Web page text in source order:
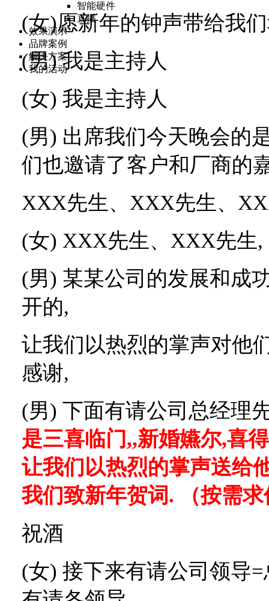
智能硬件
直播
效果演示
品牌案例
解决方案
我的活动
(女)愿新年的钟声带给我
(男)我是主持人
(女) 我是主持人
(男) 出席我们今天晚会的
们也邀请了客户和厂商的
XXX先生、 XXX先生、
(女) XXX先生、 XXX先生,
(男) 某某公司的发展和成
开的,
让我们以热烈的掌声对他
感谢,
(男) 下面有请公司总经理
是三喜临门,,新婚嬿尔,喜
让我们以热烈的掌声送给
我们致新年贺词.
（按需
祝酒
(女) 接下来有请公司领导=